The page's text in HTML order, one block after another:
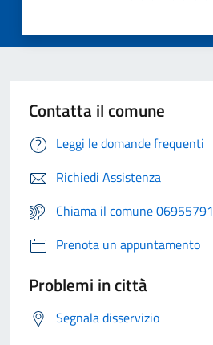
Contatta il comune
Leggi le domande frequenti
Richiedi Assistenza
Chiama il comune 06955791
Prenota un appuntamento
Problemi in città
Segnala disservizio